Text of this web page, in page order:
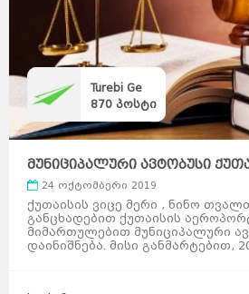
Turebi Ge
870 პოსტი
მუნიციპალური ავტობუსი
აეროპორტიდან ქალა ...
24 ოქტომბერი 2019
ქუთაისის ვიცე მერი , ნინო
განცხადებით ქუთაისის
მიმართულებით მუნიციპალური
დაინიშნება. მისი განმარტებით,